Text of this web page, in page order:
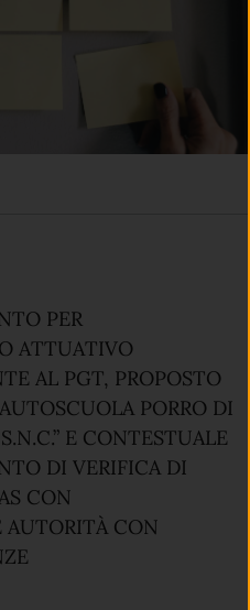
PER
ATTUATIVO
AL PGT, PROPOSTO
PORRO DI
E CONTESTUALE
DI VERIFICA DI
CON
CON